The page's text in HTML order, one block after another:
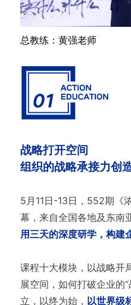
总教练：黄强老师
战略打开空间
组织的战略承接力创
5月11日-13日，552期《
幕，来自全国各地及东南
用三天的深度研学，构建
课程十大模块，以战略开
展空间，如何打破企业的
立，以终为始， 以世界级